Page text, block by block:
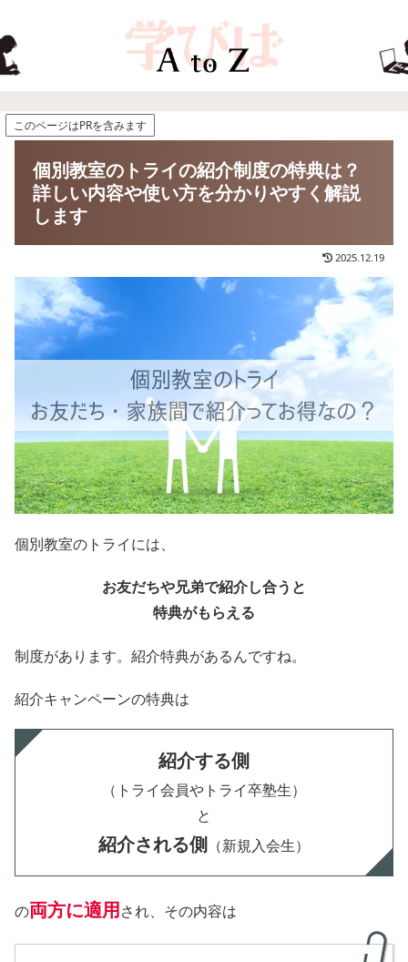
このページはPRを含みます
個別教室のトライの紹介制度の特典は？
詳しい内容や使い方を分かりやすく解説
します
2025.12.19
個別教室のトライには、
お友だちや兄弟で紹介し合うと
特典がもらえる
制度があります。紹介特典があるんですね。
紹介キャンペーンの特典は
紹介する側
（トライ会員やトライ卒塾生）
と
紹介される側 （新規入会生）
の両方に適用され、その内容は